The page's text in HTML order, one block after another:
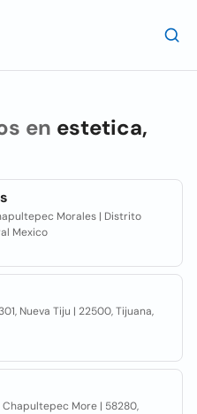
en estetica,
Morales | Distrito
Mexico
Nueva Tiju | 22500, Tijuana,
Chapultepec More | 58280,